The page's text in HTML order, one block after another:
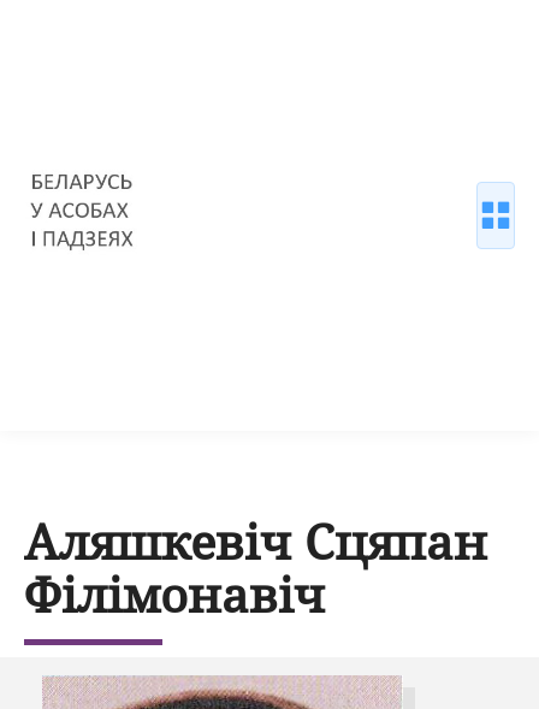
Аляшкевіч Сцяпан
Філімонавіч